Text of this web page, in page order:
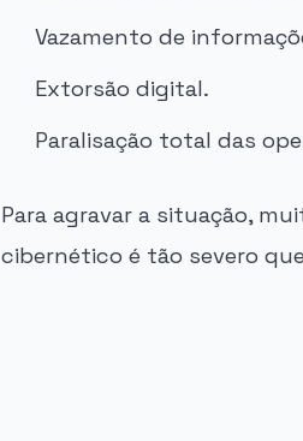
Vazamento de
Extorsão digital.
Paralisação total das
Para agravar a situação,
cibernético é tão severo